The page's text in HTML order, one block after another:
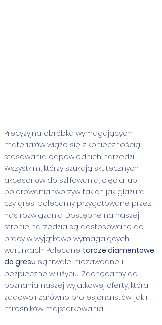
Precyzyjna obróbka wymagających
materiałów wiąże się z koniecznością
stosowania odpowiednich narzędzi.
Wszystkim, którzy szukają skutecznych
akcesoriów do szlifowania, cięcia lub
polerowania tworzyw takich jak glazura
czy gres, polecamy przygotowane przez
nas rozwiązania. Dostępne na naszej
stronie narzędzia są dostosowane do
pracy w wyjątkowo wymagających
warunkach. Polecane tarcze diamentowe
do gresu są trwałe, niezawodne i
bezpieczne w użyciu. Zachęcamy do
poznania naszej wyjątkowej oferty, która
zadowoli zarówno profesjonalistów, jak i
miłośników majsterkowania.